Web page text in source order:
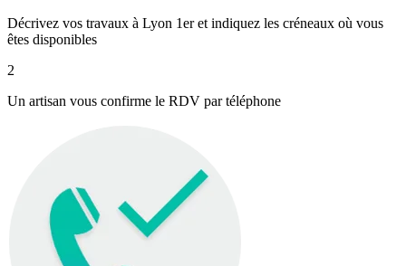
Décrivez vos travaux à Lyon 1er et indiquez les créneaux où vous
êtes disponibles
2
Un artisan vous confirme le RDV par téléphone